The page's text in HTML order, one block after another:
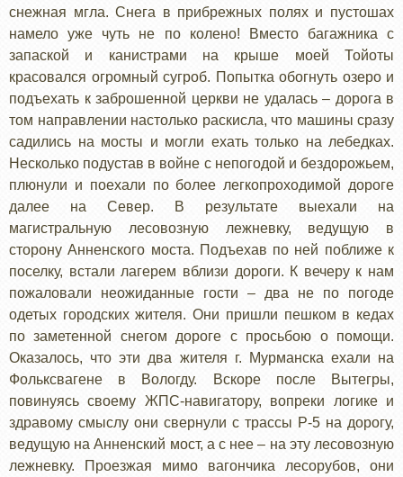
снежная мгла. Снега в прибрежных полях и пустошах
намело уже чуть не по колено! Вместо багажника с
запаской и канистрами на крыше моей Тойоты
красовался огромный сугроб. Попытка обогнуть озеро и
подъехать к заброшенной церкви не удалась – дорога в
том направлении настолько раскисла, что машины сразу
садились на мосты и могли ехать только на лебедках.
Несколько подустав в войне с непогодой и бездорожьем,
плюнули и поехали по более легкопроходимой дороге
далее на Север. В результате выехали на
магистральную лесовозную лежневку, ведущую в
сторону Анненского моста. Подъехав по ней поближе к
поселку, встали лагерем вблизи дороги. К вечеру к нам
пожаловали неожиданные гости – два не по погоде
одетых городских жителя. Они пришли пешком в кедах
по заметенной снегом дороге с просьбою о помощи.
Оказалось, что эти два жителя г. Мурманска ехали на
Фольксвагене в Вологду. Вскоре после Вытегры,
повинуясь своему ЖПС-навигатору, вопреки логике и
здравому смыслу они свернули с трассы Р-5 на дорогу,
ведущую на Анненский мост, а с нее – на эту лесовозную
лежневку. Проезжая мимо вагончика лесорубов, они